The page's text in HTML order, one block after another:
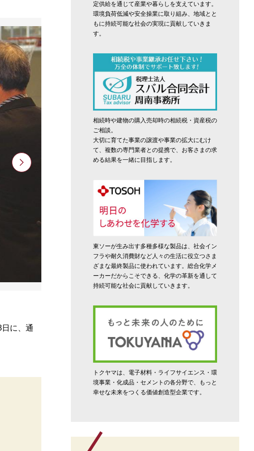
に、通
定供給を通じて産業や暮らしを支えています。
環境負荷低減や安全操業に取り組み、地域とと
もに持続可能な社会の実現に貢献していきま
す。
相続時や建物の購入売却時の相続税・資産税の
ご相談。
大切に育てた事業の譲渡や事業の拡大にむけ
て、複数の専門業者との提携で、お客さまの求
める結果を一緒に目指します。
東ソーが生み出す多種多様な製品は、社会イン
フラや耐久消費財など人々の生活に役立つさま
ざまな最終製品に使われています。総合化学メ
ーカーだからこそできる、化学の革新を通して
持続可能な社会に貢献していきます。
トクヤマは、電子材料・ライフサイエンス・環
境事業・化成品・セメントの各分野で、もっと
幸せな未来をつくる価値創造型企業です。